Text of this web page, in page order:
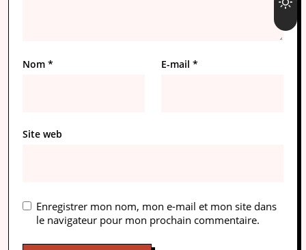
Nom * E-mail *
Site web
Enregistrer mon nom, mon e-mail et mon site dans
le navigateur pour mon prochain commentaire.